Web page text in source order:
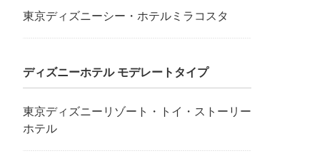
東京ディズニーシー・ホテルミラコスタ
ディズニーホテル モデレートタイプ
東京ディズニーリゾート・トイ・ストーリー
ホテル